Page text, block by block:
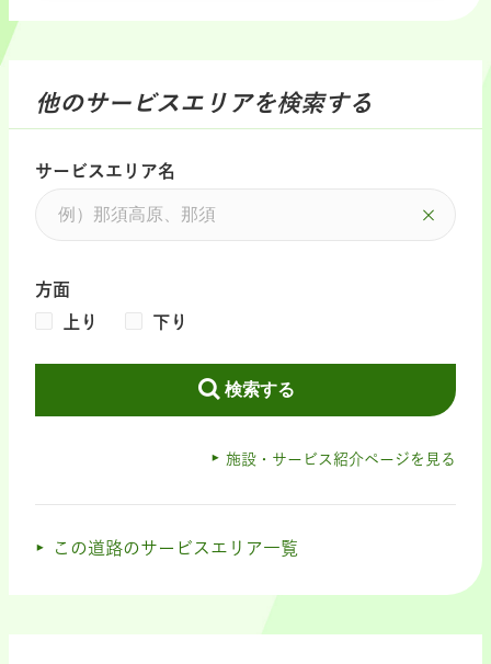
他のサービスエリアを検索する
サービスエリア名
方面
上り
下り
検索する
施設・サービス紹介ページを見る
この道路のサービスエリア一覧